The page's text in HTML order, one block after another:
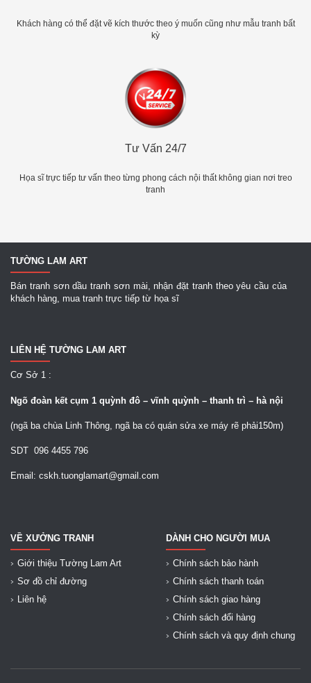
Khách hàng có thể đặt vẽ kích thước theo ý muốn cũng như mẫu tranh bất
kỳ
Tư Vấn 24/7
Họa sĩ trực tiếp tư vấn theo từng phong cách nội thất không gian nơi treo
tranh
TƯỜNG LAM ART
Bán tranh sơn dầu tranh sơn mài, nhận đặt tranh theo yêu cầu của
khách hàng, mua tranh trực tiếp từ họa sĩ
LIÊN HỆ TƯỜNG LAM ART
Cơ Sở 1 :
Ngõ đoàn kết cụm 1 quỳnh đô – vĩnh quỳnh – thanh trì – hà nội
(ngã ba chùa Linh Thông, ngã ba có quán sửa xe máy rẽ phải150m)
SDT 096 4455 796
Email: cskh.tuonglamart@gmail.com
VỀ XƯỞNG TRANH
Giới thiệu Tường Lam Art
Sơ đồ chỉ đường
Liên hệ
DÀNH CHO NGƯỜI MUA
Chính sách bảo hành
Chính sách thanh toán
Chính sách giao hàng
Chính sách đổi hàng
Chính sách và quy định chung